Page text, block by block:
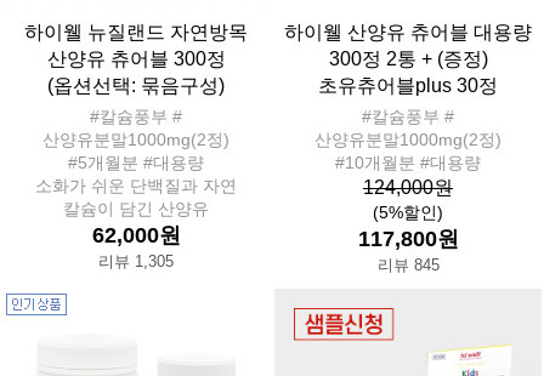
하이웰 뉴질랜드 자연방목
산양유 츄어블 300정
(옵션선택: 묶음구성)
#칼슘풍부 #
산양유분말1000mg(2정)
#5개월분 #대용량
소화가 쉬운 단백질과 자연
칼슘이 담긴 산양유
62,000원
리뷰 1,305
하이웰 산양유 츄어블 대용량
300정 2통 + (증정)
초유츄어블plus 30정
#칼슘풍부 #
산양유분말1000mg(2정)
#10개월분 #대용량
124,000원
(5%할인)
117,800원
리뷰 845